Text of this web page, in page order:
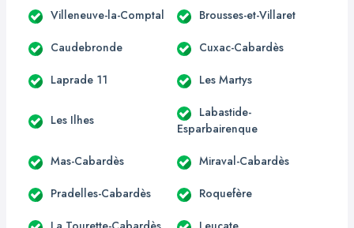
Villeneuve-la-Comptal Brousses-et-Villaret
Caudebronde Cuxac-Cabardès
Laprade 11 Les Martys
Les Ilhes
Labastide-
Esparbairenque
Mas-Cabardès Miraval-Cabardès
Pradelles-Cabardès Roquefère